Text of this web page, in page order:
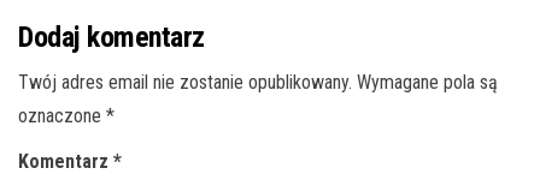
Dodaj komentarz
Twój adres email nie zostanie opublikowany. Wymagane pola są
oznaczone *
Komentarz *